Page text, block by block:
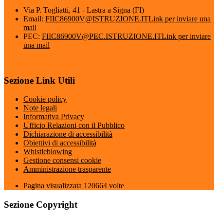
Via P. Togliatti, 41 - Lastra a Signa (FI)
Email: FIIC86900V@ISTRUZIONE.ITLink per inviare una
mail
PEC: FIIC86900V@PEC.ISTRUZIONE.ITLink per inviare
una mail
Sezione Link Utili
Cookie policy
Note legali
Informativa Privacy
Ufficio Relazioni con il Pubblico
Dichiarazione di accessibilità
Obiettivi di accessibilità
Whistleblowing
Gestione consensi cookie
Amministrazione trasparente
Pagina visualizzata 120664 volte
Sezione Copyright